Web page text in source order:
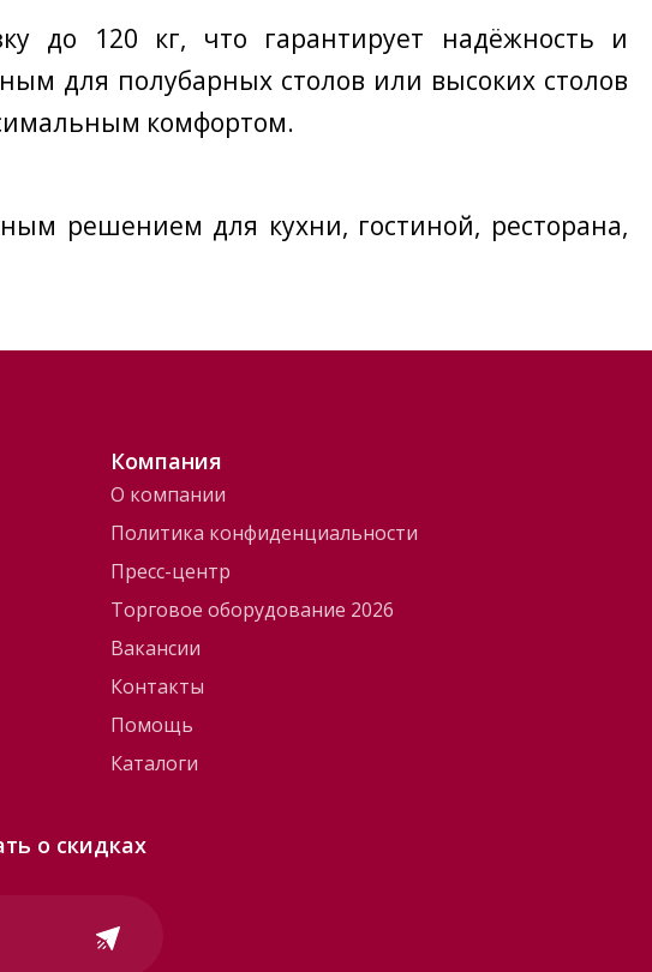
до 120 кг, что гарантирует надёжность и
для полубарных столов или высоких столов
комфортом.
решением для кухни, гостиной, ресторана,
Компания
О компании
Политика конфиденциальности
Пресс-центр
Торговое оборудование 2026
Вакансии
Контакты
Помощь
Каталоги
о скидках